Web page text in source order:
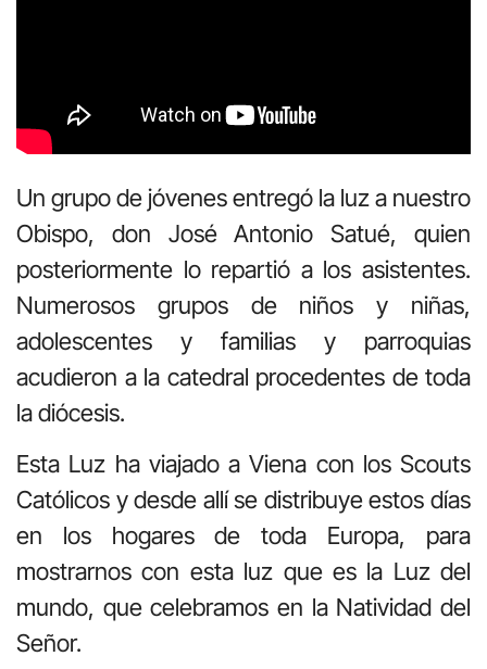
Un grupo de jóvenes entregó la luz a nuestro
Obispo, don José Antonio Satué, quien
posteriormente lo repartió a los asistentes.
Numerosos grupos de niños y niñas,
adolescentes y familias y parroquias
acudieron a la catedral procedentes de toda
la diócesis.
Esta Luz ha viajado a Viena con los Scouts
Católicos y desde allí se distribuye estos días
en los hogares de toda Europa, para
mostrarnos con esta luz que es la Luz del
mundo, que celebramos en la Natividad del
Señor.